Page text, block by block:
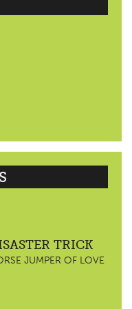
TRICK
JUMPER OF LOVE